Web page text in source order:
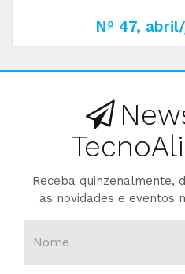
Nº 47,
Receba quinzenalmente,
as novidades e eventos